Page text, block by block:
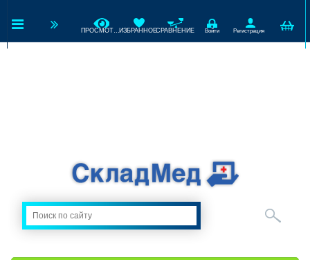
ПРОСМОТРЕННЫЕ ИЗБРАННОЕСРАВНЕНИЕ Войти Регистрация